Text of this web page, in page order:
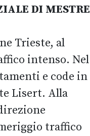
DI MESTRE
Trieste, al
intenso. Nel
e code in
Lisert. Alla
traffico